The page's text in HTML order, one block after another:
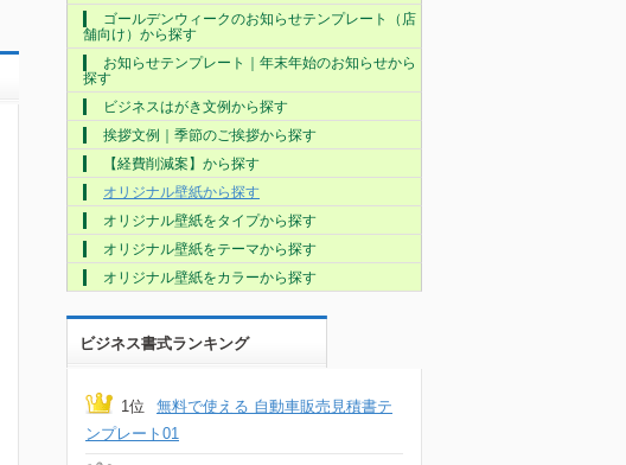
ゴールデンウィークのお知らせテンプレート（店
舗向け）から探す
お知らせテンプレート｜年末年始のお知らせから
探す
ビジネスはがき文例から探す
挨拶文例｜季節のご挨拶から探す
【経費削減案】から探す
オリジナル壁紙から探す
オリジナル壁紙をタイプから探す
オリジナル壁紙をテーマから探す
オリジナル壁紙をカラーから探す
ビジネス書式ランキング
1位
無料で使える 自動車販売見積書テ
ンプレート01